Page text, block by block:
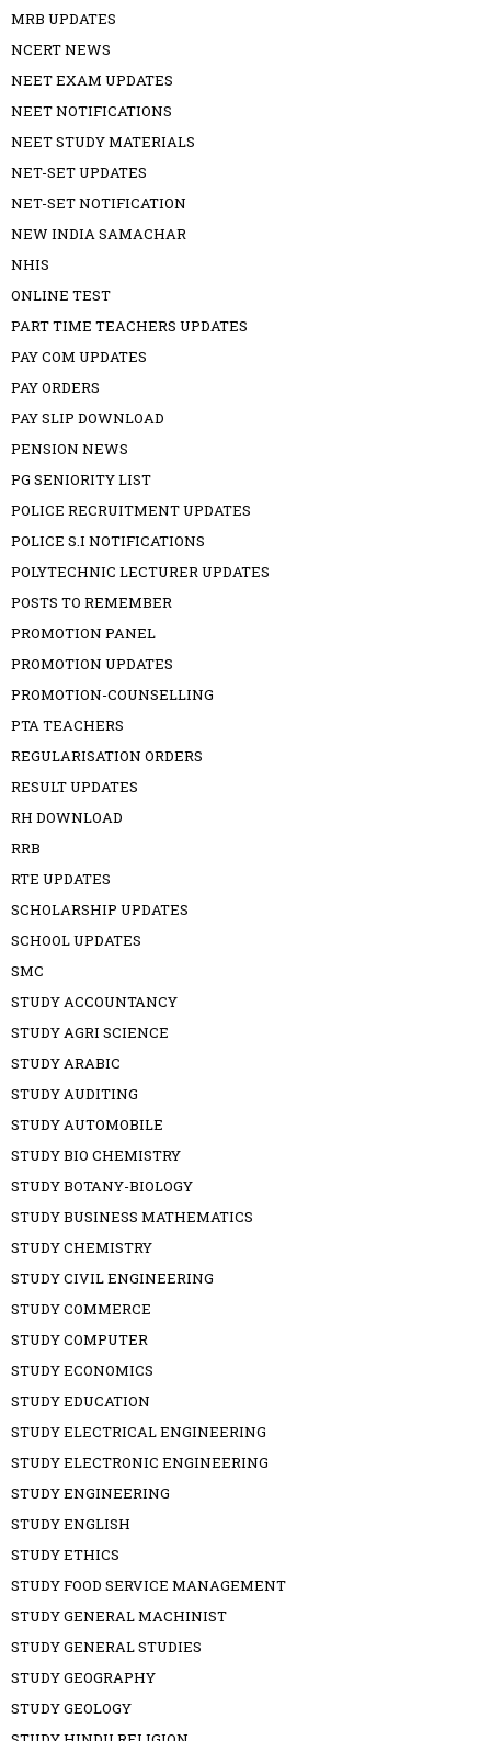
MRB UPDATES
NCERT NEWS
NEET EXAM UPDATES
NEET NOTIFICATIONS
NEET STUDY MATERIALS
NET-SET UPDATES
NET-SET NOTIFICATION
NEW INDIA SAMACHAR
NHIS
ONLINE TEST
PART TIME TEACHERS UPDATES
PAY COM UPDATES
PAY ORDERS
PAY SLIP DOWNLOAD
PENSION NEWS
PG SENIORITY LIST
POLICE RECRUITMENT UPDATES
POLICE S.I NOTIFICATIONS
POLYTECHNIC LECTURER UPDATES
POSTS TO REMEMBER
PROMOTION PANEL
PROMOTION UPDATES
PROMOTION-COUNSELLING
PTA TEACHERS
REGULARISATION ORDERS
RESULT UPDATES
RH DOWNLOAD
RRB
RTE UPDATES
SCHOLARSHIP UPDATES
SCHOOL UPDATES
SMC
STUDY ACCOUNTANCY
STUDY AGRI SCIENCE
STUDY ARABIC
STUDY AUDITING
STUDY AUTOMOBILE
STUDY BIO CHEMISTRY
STUDY BOTANY-BIOLOGY
STUDY BUSINESS MATHEMATICS
STUDY CHEMISTRY
STUDY CIVIL ENGINEERING
STUDY COMMERCE
STUDY COMPUTER
STUDY ECONOMICS
STUDY EDUCATION
STUDY ELECTRICAL ENGINEERING
STUDY ELECTRONIC ENGINEERING
STUDY ENGINEERING
STUDY ENGLISH
STUDY ETHICS
STUDY FOOD SERVICE MANAGEMENT
STUDY GENERAL MACHINIST
STUDY GENERAL STUDIES
STUDY GEOGRAPHY
STUDY GEOLOGY